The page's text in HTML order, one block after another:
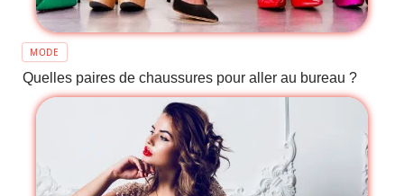
MODE
Quelles paires de chaussures pour aller au bureau ?